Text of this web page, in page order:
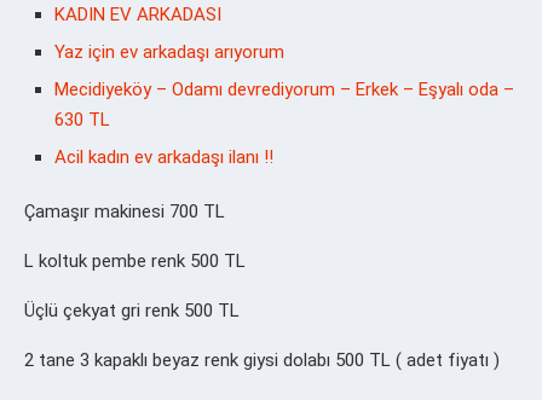
KADIN EV ARKADASI
Yaz için ev arkadaşı arıyorum
Mecidiyeköy – Odamı devrediyorum – Erkek – Eşyalı oda –
630 TL
Acil kadın ev arkadaşı ilanı ‼️
Çamaşır makinesi 700 TL
L koltuk pembe renk 500 TL
Üçlü çekyat gri renk 500 TL
2 tane 3 kapaklı beyaz renk giysi dolabı 500 TL ( adet fiyatı )